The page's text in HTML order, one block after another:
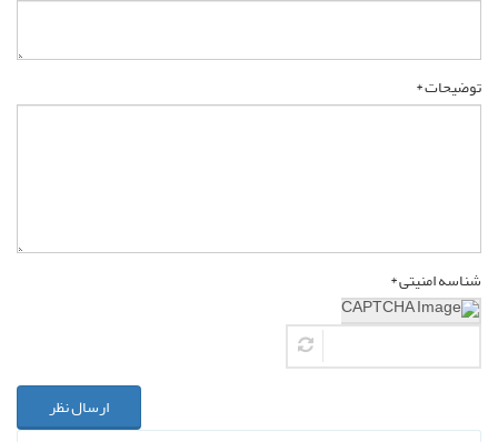
توضیحات *
شناسه امنیتی *
ارسال نظر